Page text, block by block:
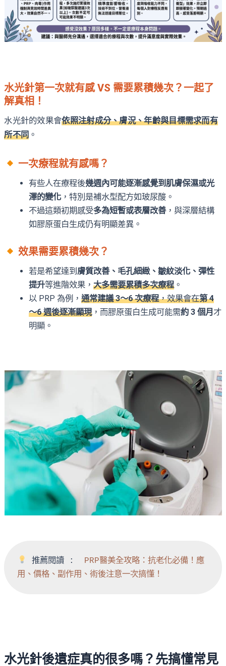
水光針第一次就有感 VS 需要累積幾次？一起了
解真相！
水光針的效果會依照注射成分、膚況、年齡與目標需求而有
所不同 。
一次療程就有感嗎？
有些人在療程後幾週內可能逐漸感覺到肌膚保濕或光
澤的變化，特別是補水型配方如玻尿酸。
不過這類初期感受多為短暫或表層改善，與深層結構
如膠原蛋白生成仍有明顯差異。
效果需要累積幾次？
若是希望達到 膚質改善、毛孔細緻、皺紋淡化、彈性
提升等進階效果，大多需要累積多次療程。
以 PRP 為例，通常建議 3～6 次療程，效果會在第 4
～6 週後逐漸顯現，而膠原蛋白生成可能需約 3 個月才
明顯。
推薦閱讀 : PRP醫美全攻略：抗老化必備！應
用、價格、副作用、術後注意一次搞懂！
水光針後遺症真的很多嗎？先搞懂常見